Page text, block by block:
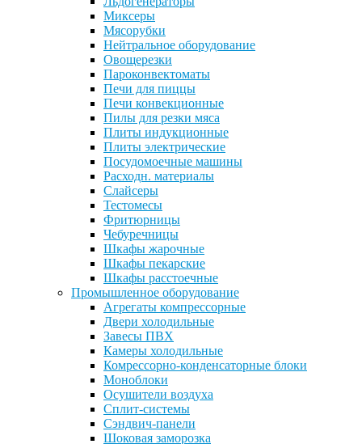
Миксеры
Мясорубки
Нейтральное оборудование
Овощерезки
Пароконвектоматы
Печи для пиццы
Печи конвекционные
Пилы для резки мяса
Плиты индукционные
Плиты электрические
Посудомоечные машины
Расходн. материалы
Слайсеры
Тестомесы
Фритюрницы
Чебуречницы
Шкафы жарочные
Шкафы пекарские
Шкафы расстоечные
Промышленное оборудование
Агрегаты компрессорные
Двери холодильные
Завесы ПВХ
Камеры холодильные
Комрессорно-конденсаторные блоки
Моноблоки
Осушители воздуха
Сплит-системы
Сэндвич-панели
Шоковая заморозка